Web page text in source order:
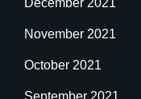
November 2021
October 2021
September 2021